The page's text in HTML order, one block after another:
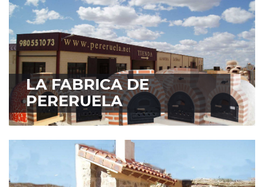
LA FABRICA DE
PERERUELA